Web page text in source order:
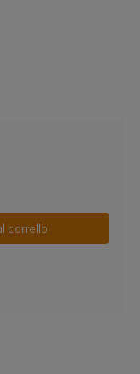
carrello